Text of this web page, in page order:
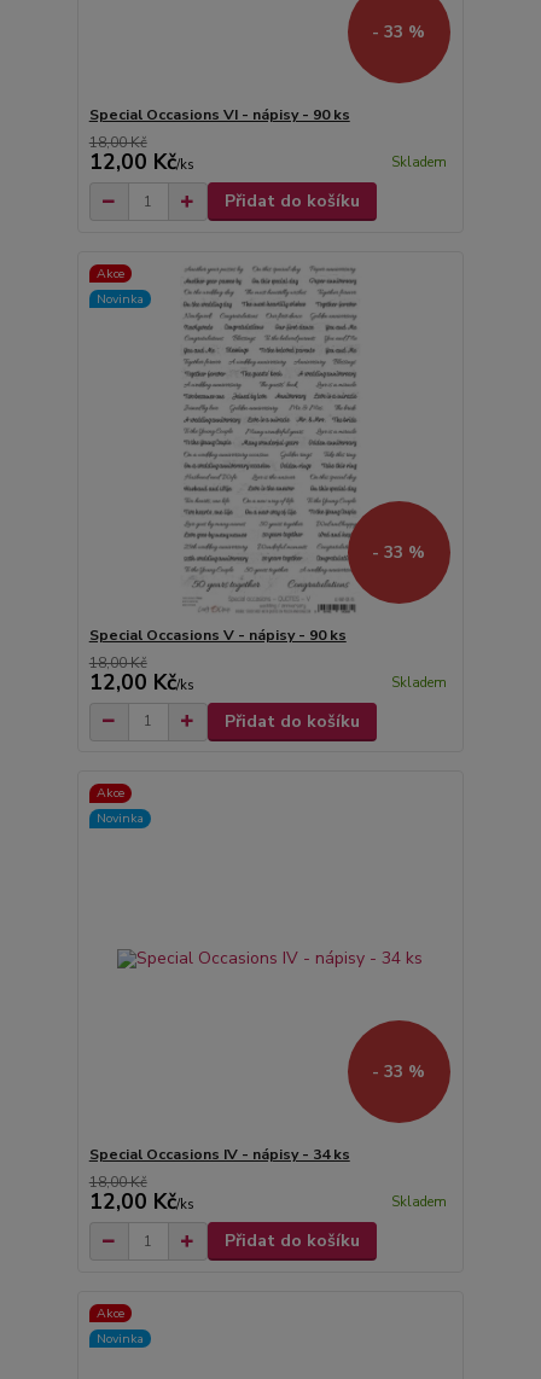
- 33 %
Special Occasions VI - nápisy - 90 ks
18,00 Kč
12,00 Kč/ks Skladem
Přidat do košíku
Akce
Novinka
- 33 %
Special Occasions V - nápisy - 90 ks
18,00 Kč
12,00 Kč/ks Skladem
Přidat do košíku
Akce
Novinka
- 33 %
Special Occasions IV - nápisy - 34 ks
18,00 Kč
12,00 Kč/ks Skladem
Přidat do košíku
Akce
Novinka